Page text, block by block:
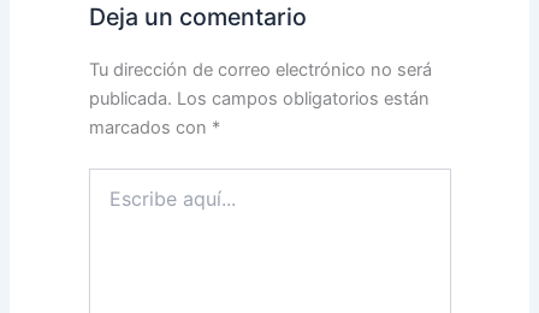
Deja un comentario
Tu dirección de correo electrónico no será
publicada. Los campos obligatorios están
marcados con *
aquí...